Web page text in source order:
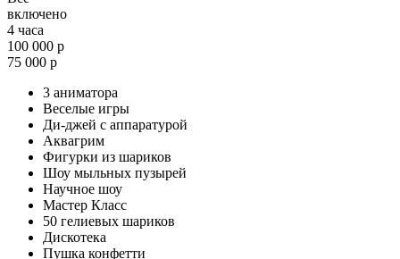
включено
4 часа
100 000 р
75 000 р
3 аниматора
Веселые игры
Ди-джей с аппаратурой
Аквагрим
Фигурки из шариков
Шоу мыльных пузырей
Научное шоу
Мастер Класс
50 гелиевых шариков
Дискотека
Пушка конфетти